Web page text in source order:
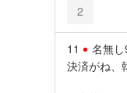
2
11 名無し
決済がね、